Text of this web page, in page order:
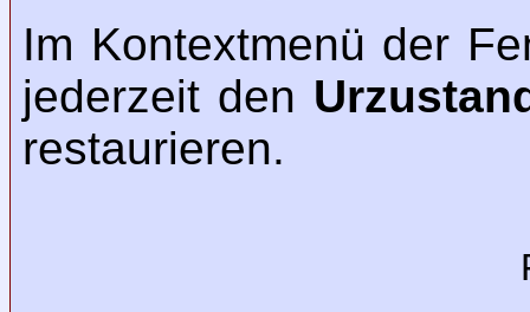
Im Kontextmenü der
jederzeit den
restaurieren.